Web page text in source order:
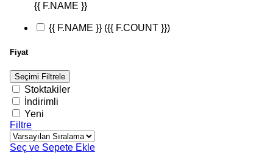
{{ F.NAME }}
{{ F.NAME }} ({{ F.COUNT }})
Fiyat
Seçimi Filtrele
Stoktakiler
İndirimli
Yeni
Filtre
Seç ve Sepete Ekle